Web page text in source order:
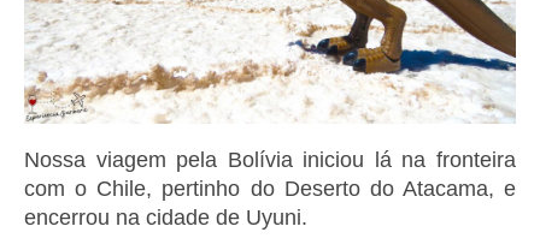
Nossa viagem pela Bolívia iniciou lá na fronteira
com o Chile, pertinho do Deserto do Atacama, e
encerrou na cidade de Uyuni.